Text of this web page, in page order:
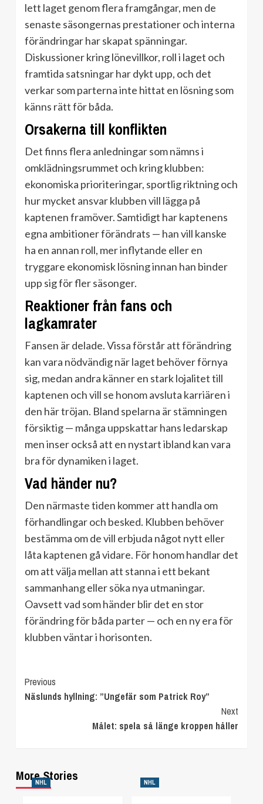
lett laget genom flera framgångar, men de
senaste säsongernas prestationer och interna
förändringar har skapat spänningar.
Diskussioner kring lönevillkor, roll i laget och
framtida satsningar har dykt upp, och det
verkar som parterna inte hittat en lösning som
känns rätt för båda.
Orsakerna till konflikten
Det finns flera anledningar som nämns i
omklädningsrummet och kring klubben:
ekonomiska prioriteringar, sportlig riktning och
hur mycket ansvar klubben vill lägga på
kaptenen framöver. Samtidigt har kaptenens
egna ambitioner förändrats — han vill kanske
ha en annan roll, mer inflytande eller en
tryggare ekonomisk lösning innan han binder
upp sig för fler säsonger.
Reaktioner från fans och
lagkamrater
Fansen är delade. Vissa förstår att förändring
kan vara nödvändig när laget behöver förnya
sig, medan andra känner en stark lojalitet till
kaptenen och vill se honom avsluta karriären i
den här tröjan. Bland spelarna är stämningen
försiktig — många uppskattar hans ledarskap
men inser också att en nystart ibland kan vara
bra för dynamiken i laget.
Vad händer nu?
Den närmaste tiden kommer att handla om
förhandlingar och besked. Klubben behöver
bestämma om de vill erbjuda något nytt eller
låta kaptenen gå vidare. För honom handlar det
om att välja mellan att stanna i ett bekant
sammanhang eller söka nya utmaningar.
Oavsett vad som händer blir det en stor
förändring för båda parter — och en ny era för
klubben väntar i horisonten.
Continue
Reading
Previous
Näslunds hyllning: ”Ungefär som Patrick Roy”
Next
Målet: spela så länge kroppen håller
More Stories
NHL NHL